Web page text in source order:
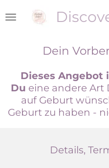
Hauptinhalt
Dein
Dieses Angebot
Du eine andere Art
auf Geburt
Geburt zu haben -
Details,